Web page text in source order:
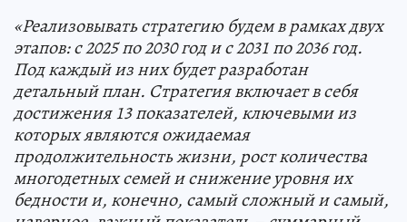
«Реализовывать стратегию будем в рамках двух
этапов: с 2025 по 2030 год и с 2031 по 2036 год.
Под каждый из них будет разработан
детальный план. Стратегия включает в себя
достижения 13 показателей, ключевыми из
которых являются ожидаемая
продолжительность жизни, рост количества
многодетных семей и снижение уровня их
бедности и, конечно, самый сложный и самый,